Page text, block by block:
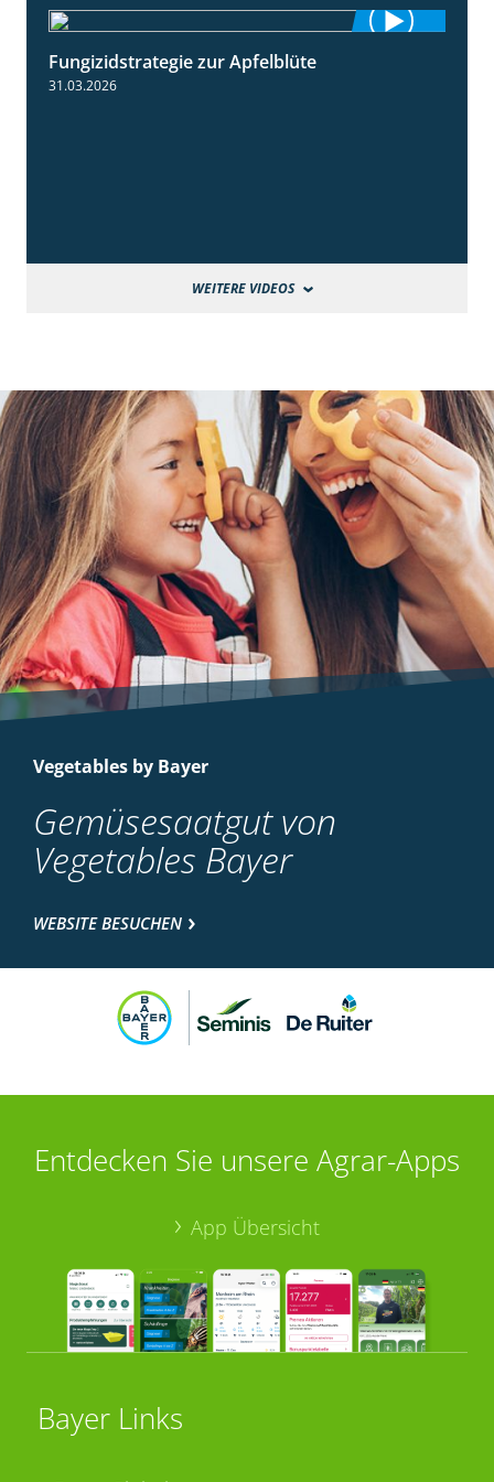
Fungizidstrategie zur Apfelblüte
31.03.2026
WEITERE VIDEOS
Vegetables by Bayer
Gemüsesaatgut von
Vegetables Bayer
WEBSITE BESUCHEN
Entdecken Sie unsere Agrar-Apps
App Übersicht
Bayer Links